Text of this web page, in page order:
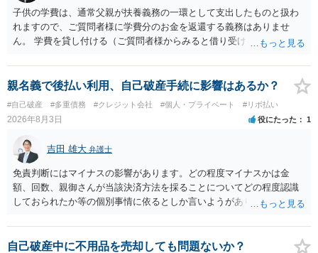
子供の学費は、通常父親が扶養義務の一環として支出したものと扱わ
れますので、ご質問者様に学費分のお金を返還する義務はありませ
ん。 学費を貸し付ける（ご質問者様からみると借り受ける）といった
ょう。
親名義で後払い利用、自己破産手続に影響はあるか？
#自己破産 #多重債務 #クレジット会社 #個人・プライベート #リボ払い
2026年8月3日 役にたった 1
吉田 雄大 弁護士
免責判断にはマイナスの影響があります。どの程度マイナスかは金
額、回数、親御さんが当該決済方法を採ることについてどの程度認識
しておられたか等の個別事情に依るとしか言いようがありません。 と
なって相談し、善後策を考えることをお勧めします。
自己破産中に不用品を売却しても問題ないか？